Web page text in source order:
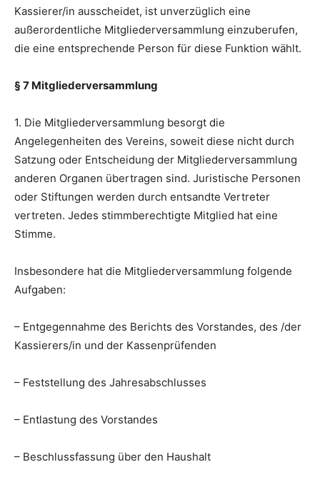
Kassierer/in ausscheidet, ist unverzüglich eine
außerordentliche Mitgliederversammlung einzuberufen,
die eine entsprechende Person für diese Funktion wählt.
§ 7 Mitgliederversammlung
1. Die Mitgliederversammlung besorgt die
Angelegenheiten des Vereins, soweit diese nicht durch
Satzung oder Entscheidung der Mitgliederversammlung
anderen Organen übertragen sind. Juristische Personen
oder Stiftungen werden durch entsandte Vertreter
vertreten. Jedes stimmberechtigte Mitglied hat eine
Stimme.
Insbesondere hat die Mitgliederversammlung folgende
Aufgaben:
– Entgegennahme des Berichts des Vorstandes, des /der
Kassierers/in und der Kassenprüfenden
– Feststellung des Jahresabschlusses
– Entlastung des Vorstandes
– Beschlussfassung über den Haushalt